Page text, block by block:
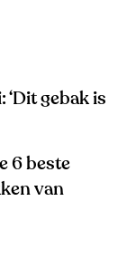
‘Dit gebak is
6 beste
van